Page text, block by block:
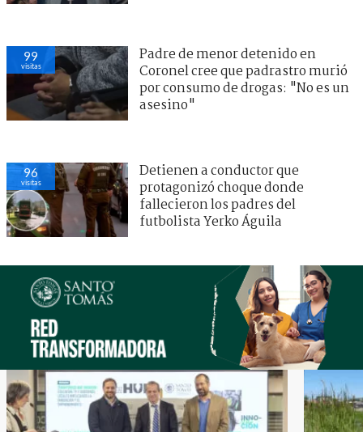
99
visitas
Padre de menor detenido en
Coronel cree que padrastro murió
por consumo de drogas: "No es un
asesino"
96
visitas
Detienen a conductor que
protagonizó choque donde
fallecieron los padres del
futbolista Yerko Águila